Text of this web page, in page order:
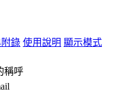
錄 使用說明 顯示模式
稱呼